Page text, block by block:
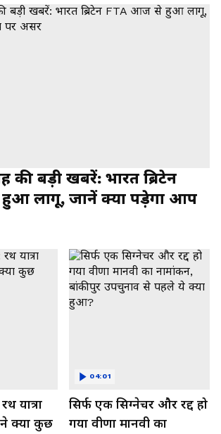
की बड़ी खबरें: भारत ब्रिटेन
लागू, जानें क्या पड़ेगा आप
यात्रा
क्या कुछ
सिर्फ एक सिग्नेचर और रद्द हो
गया वीणा मानवी का
04:01